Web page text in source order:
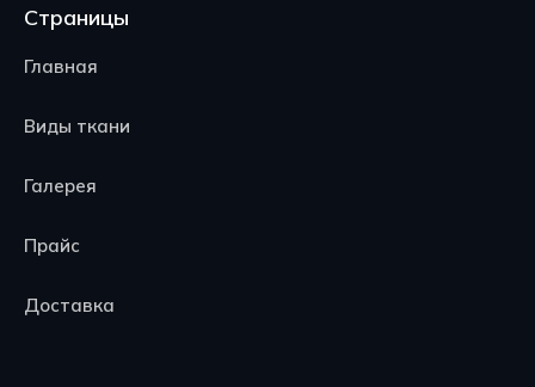
Страницы
Главная
Виды ткани
Галерея
Прайс
Доставка